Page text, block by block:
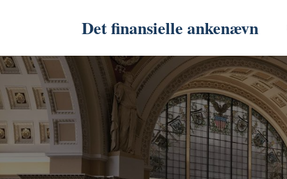
Det finansielle ankenævn